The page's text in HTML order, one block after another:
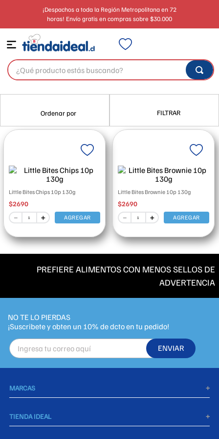
¡Despachos a toda la Región Metropolitana en 72
horas! Envío gratis en compras sobre $30.000
¿Qué producto estás buscando?
FILTRAR
Little Bites Chips 10p 130g
$2690
＋
－ AGREGAR
Little Bites Brownie 10p 130g
$2690
＋
－ AGREGAR
PREFIERE ALIMENTOS CON MENOS SELLOS DE
ADVERTENCIA
NO TE LO PIERDAS
ENVIAR
MARCAS +
Agua De Piedra
TIENDA IDEAL +